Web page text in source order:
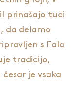
prinašajo tudi
da delamo
s Fala
tradicijo,
je vsaka